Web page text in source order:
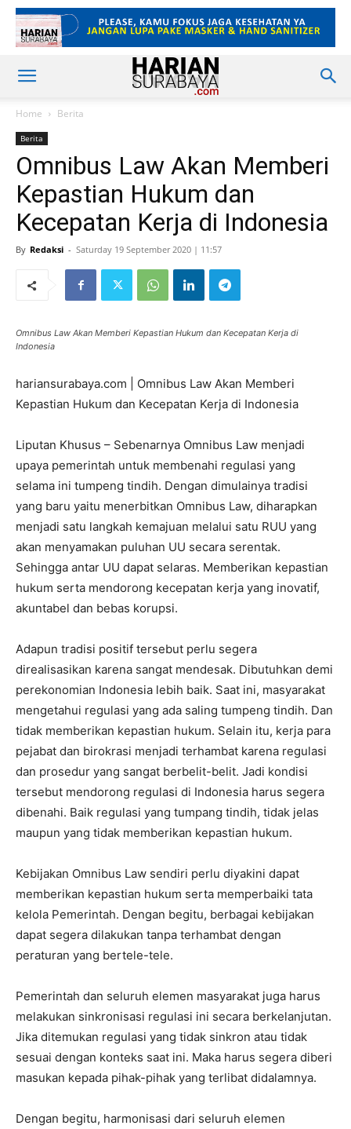
Home Berita
Berita
Omnibus Law Akan Memberi
Kepastian Hukum dan
Kecepatan Kerja di Indonesia
By Redaksi - Saturday 19 September 2020 | 11:57
Omnibus Law Akan Memberi Kepastian Hukum dan Kecepatan Kerja di
Indonesia
hariansurabaya.com | Omnibus Law Akan Memberi
Kepastian Hukum dan Kecepatan Kerja di Indonesia
Liputan Khusus – Sebenarnya Omnibus Law menjadi
upaya pemerintah untuk membenahi regulasi yang
selama ini tumpeng tindih. Dengan dimulainya tradisi
yang baru yaitu menerbitkan Omnibus Law, diharapkan
menjadi satu langkah kemajuan melalui satu RUU yang
akan menyamakan puluhan UU secara serentak.
Sehingga antar UU dapat selaras. Memberikan kepastian
hukum serta mendorong kecepatan kerja yang inovatif,
akuntabel dan bebas korupsi.
Adapun tradisi positif tersebut perlu segera
direalisasikan karena sangat mendesak. Dibutuhkan demi
perekonomian Indonesia lebih baik. Saat ini, masyarakat
mengetahui regulasi yang ada saling tumpeng tindih. Dan
tidak memberikan kepastian hukum. Selain itu, kerja para
pejabat dan birokrasi menjadi terhambat karena regulasi
dan prosedur yang sangat berbelit-belit. Jadi kondisi
tersebut mendorong regulasi di Indonesia harus segera
dibenahi. Baik regulasi yang tumpang tindih, tidak jelas
maupun yang tidak memberikan kepastian hukum.
Kebijakan Omnibus Law sendiri perlu diyakini dapat
memberikan kepastian hukum serta memperbaiki tata
kelola Pemerintah. Dengan begitu, berbagai kebijakan
dapat segera dilakukan tanpa terhambat dengan
peraturan yang bertele-tele.
Pemerintah dan seluruh elemen masyarakat juga harus
melakukan sinkronisasi regulasi ini secara berkelanjutan.
Jika ditemukan regulasi yang tidak sinkron atau tidak
sesuai dengan konteks saat ini. Maka harus segera diberi
masukan kepada pihak-pihak yang terlibat didalamnya.
Dengan begitu, harmonisasi dari seluruh elemen